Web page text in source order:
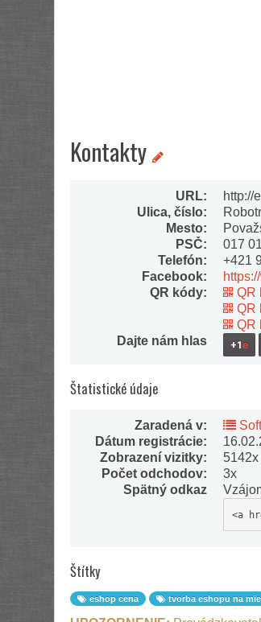
Kontakty
URL:
http://
Ulica, číslo:
Mesto:
PSČ:
017 01
Telefón:
+421
Facebook:
QR kódy:
QR
QR
QR
Dajte nám hlas
+1e
Štatistické údaje
Zaradená v:
Dátum registrácie:
Zobrazení vizitky:
5142x
Počet odchodov:
3x
Spätný odkaz
<a
Štítky
eshop cena tvorba eshopu na